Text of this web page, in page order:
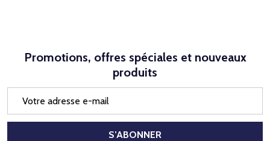
Promotions, offres spéciales et nouveaux
produits
mail
S’ABONNER